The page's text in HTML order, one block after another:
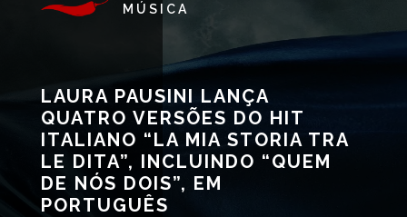
MÚSICA
LAURA PAUSINI LANÇA
QUATRO VERSÕES DO HIT
ITALIANO “LA MIA STORIA TRA
LE DITA”, INCLUINDO “QUEM
DE NÓS DOIS”, EM
PORTUGUÊS